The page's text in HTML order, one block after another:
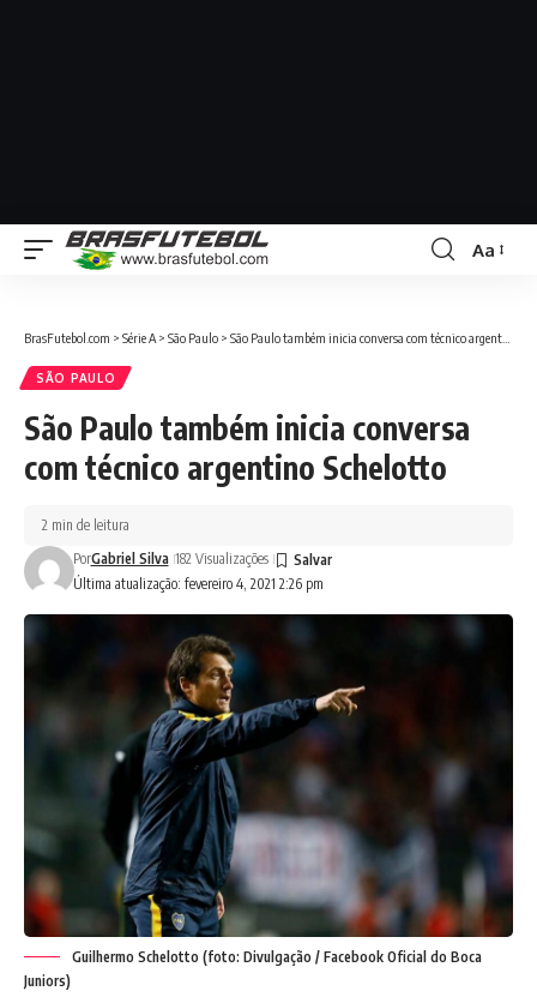
Aa
BrasFutebol.com > Série A > São Paulo > São Paulo também inicia conversa com técnico argentino Schelotto
SÃO PAULO
São Paulo também inicia conversa
com técnico argentino Schelotto
Última atualização: fevereiro 4, 2021 2:26 pm
PorGabriel Silva 182 Visualizações
2 min de leitura
Guilhermo Schelotto (foto: Divulgação / Facebook Oficial do Boca
Juniors)